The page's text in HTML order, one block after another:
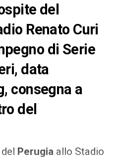
del
Renato Curi
di Serie
data
consegna a
del
Perugiaallo Stadio